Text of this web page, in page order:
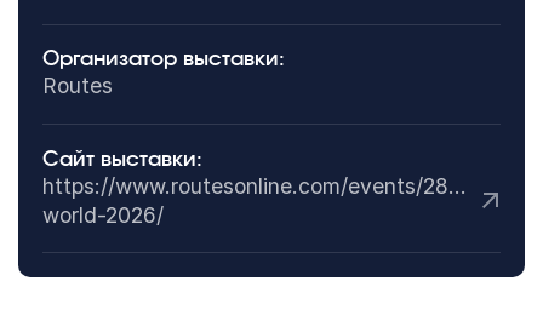
Организатор выставки:
Routes
Сайт выставки:
https://www.routesonline.com/events/288/routes-
world-2026/